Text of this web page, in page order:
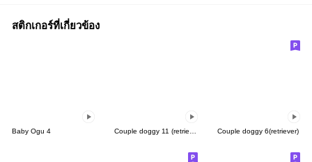
สติกเกอร์ที่เกี่ยวข้อง
Baby Ogu 4 Couple doggy 11 (retriever) Couple doggy 6(retriever)